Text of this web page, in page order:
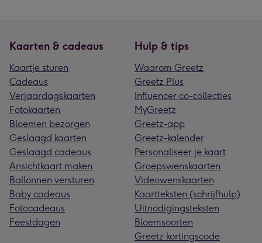
Kaarten & cadeaus
Kaartje sturen
Cadeaus
Verjaardagskaarten
Fotokaarten
Bloemen bezorgen
Geslaagd kaarten
Geslaagd cadeaus
Ansichtkaart maken
Ballonnen versturen
Baby cadeaus
Fotocadeaus
Feestdagen
Hulp & tips
Waarom Greetz
Greetz Plus
Influencer co-collecties
MyGreetz
Greetz-app
Greetz-kalender
Personaliseer je kaart
Groepswenskaarten
Videowenskaarten
Kaartteksten (schrijfhulp)
Uitnodigingsteksten
Bloemsoorten
Greetz kortingscode